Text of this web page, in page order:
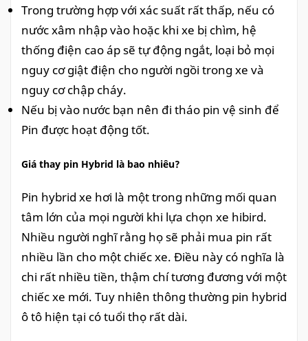
Trong trường hợp với xác suất rất thấp, nếu có
nước xâm nhập vào hoặc khi xe bị chìm, hệ
thống điện cao áp sẽ tự động ngắt, loại bỏ mọi
nguy cơ giật điện cho người ngồi trong xe và
nguy cơ chập cháy.
Nếu bị vào nước bạn nên đi tháo pin vệ sinh để
Pin được hoạt động tốt.
Giá thay pin Hybrid là bao nhiêu?
Pin hybrid xe hơi là một trong những mối quan
tâm lớn của mọi người khi lựa chọn xe hibird.
Nhiều người nghĩ rằng họ sẽ phải mua pin rất
nhiều lần cho một chiếc xe. Điều này có nghĩa là
chi rất nhiều tiền, thậm chí tương đương với một
chiếc xe mới. Tuy nhiên thông thường pin hybrid
ô tô hiện tại có tuổi thọ rất dài.